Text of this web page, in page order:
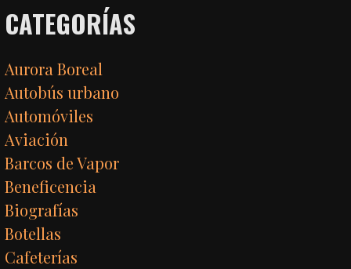
CATEGORÍAS
Aurora Boreal
Autobús urbano
Automóviles
Aviación
Barcos de Vapor
Beneficencia
Biografías
Botellas
Cafeterías